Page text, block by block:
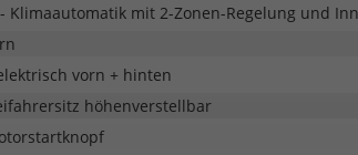
- Klimaautomatik mit 2-Zonen-Regelung und
vorn + hinten
höhenverstellbar